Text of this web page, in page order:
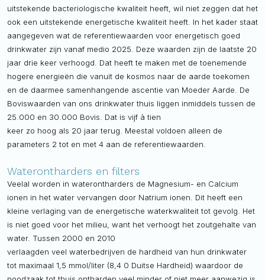
uitstekende bacteriologische kwaliteit heeft, wil niet zeggen dat het
ook een uitstekende energetische kwaliteit heeft. In het kader staat
aangegeven wat de referentiewaarden voor energetisch goed
drinkwater zijn vanaf medio 2025. Deze waarden zijn de laatste 20
jaar drie keer verhoogd. Dat heeft te maken met de toenemende
hogere energieën die vanuit de kosmos naar de aarde toekomen
en de daarmee samenhangende ascentie van Moeder Aarde. De
Boviswaarden van ons drinkwater thuis liggen inmiddels tussen de
25.000 en 30.000 Bovis. Dat is vijf à tien
keer zo hoog als 20 jaar terug. Meestal voldoen alleen de
parameters 2 tot en met 4 aan de referentiewaarden.
Waterontharders en filters
Veelal worden in waterontharders de Magnesium- en Calcium
ionen in het water vervangen door Natrium ionen. Dit heeft een
kleine verlaging van de energetische waterkwaliteit tot gevolg. Het
is niet goed voor het milieu, want het verhoogt het zoutgehalte van
water. Tussen 2000 en 2010
verlaagden veel waterbedrijven de hardheid van hun drinkwater
tot maximaal 1,5 mmol/liter (8,4 0 Duitse Hardheid) waardoor de